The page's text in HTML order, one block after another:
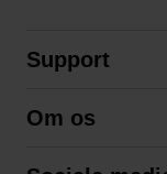
Support
Betingelser
Om os